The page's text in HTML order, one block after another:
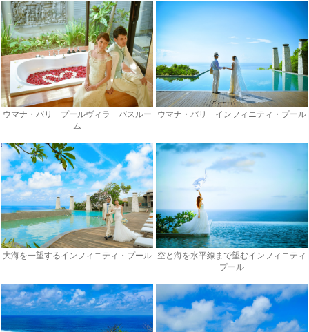
ウマナ・バリ プールヴィラ バスルー
ム
ウマナ・バリ インフィニティ・プール
大海を一望するインフィニティ・プール
空と海を水平線まで望むインフィニティ
プール